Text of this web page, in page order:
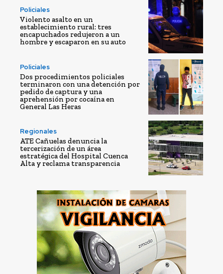
Policiales
Violento asalto en un
establecimiento rural: tres
encapuchados redujeron a un
hombre y escaparon en su auto
Policiales
Dos procedimientos policiales
terminaron con una detención por
pedido de captura y una
aprehensión por cocaína en
General Las Heras
Regionales
ATE Cañuelas denuncia la
tercerización de un área
estratégica del Hospital Cuenca
Alta y reclama transparencia